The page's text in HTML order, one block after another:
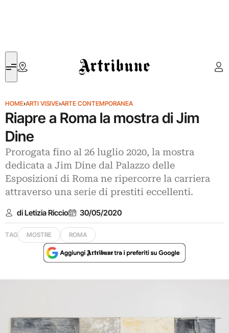
Artribune
HOME›ARTI VISIVE›ARTE CONTEMPORANEA
Riapre a Roma la mostra di Jim
Dine
Prorogata fino al 26 luglio 2020, la mostra
dedicata a Jim Dine dal Palazzo delle
Esposizioni di Roma ne ripercorre la carriera
attraverso una serie di prestiti eccellenti.
di Letizia Riccio 30/05/2020
TAG MOSTRE ROMA